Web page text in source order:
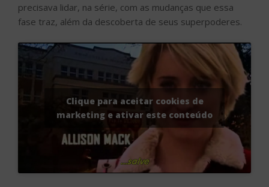
precisava lidar, na série, com as mudanças que essa
fase traz, além da descoberta de seus superpoderes.
Clique para aceitar cookies de
marketing e ativar este conteúdo